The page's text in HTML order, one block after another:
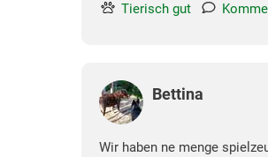
Tierisch gut
Bettina
Wir haben ne menge